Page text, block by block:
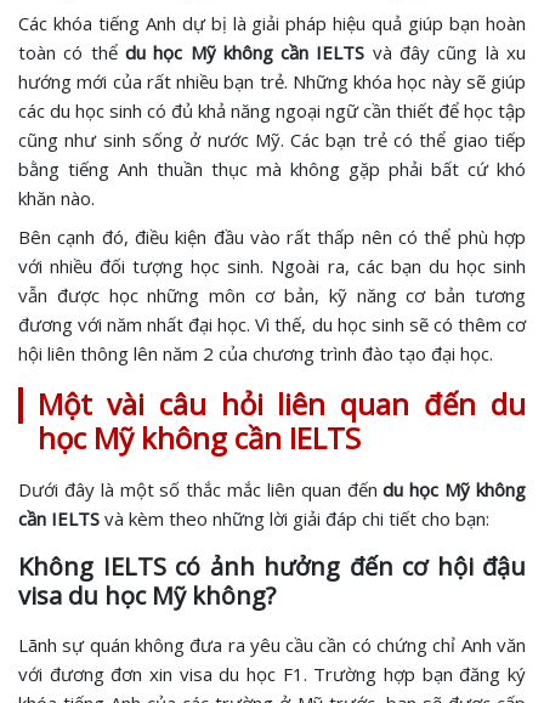
Các khóa tiếng Anh dự bị là giải pháp hiệu quả giúp bạn hoàn
toàn có thể du học Mỹ không cần IELTS và đây cũng là xu
hướng mới của rất nhiều bạn trẻ. Những khóa học này sẽ giúp
các du học sinh có đủ khả năng ngoại ngữ cần thiết để học tập
cũng như sinh sống ở nước Mỹ. Các bạn trẻ có thể giao tiếp
bằng tiếng Anh thuần thục mà không gặp phải bất cứ khó
khăn nào.
Bên cạnh đó, điều kiện đầu vào rất thấp nên có thể phù hợp
với nhiều đối tượng học sinh. Ngoài ra, các bạn du học sinh
vẫn được học những môn cơ bản, kỹ năng cơ bản tương
đương với năm nhất đại học. Vì thế, du học sinh sẽ có thêm cơ
hội liên thông lên năm 2 của chương trình đào tạo đại học.
Một vài câu hỏi liên quan đến du
học Mỹ không cần IELTS
Dưới đây là một số thắc mắc liên quan đếndu học Mỹ không
cần IELTS và kèm theo những lời giải đáp chi tiết cho bạn:
Không IELTS có ảnh hưởng đến cơ hội đậu
visa du học Mỹ không?
Lãnh sự quán không đưa ra yêu cầu cần có chứng chỉ Anh văn
với đương đơn xin visa du học F1. Trường hợp bạn đăng ký